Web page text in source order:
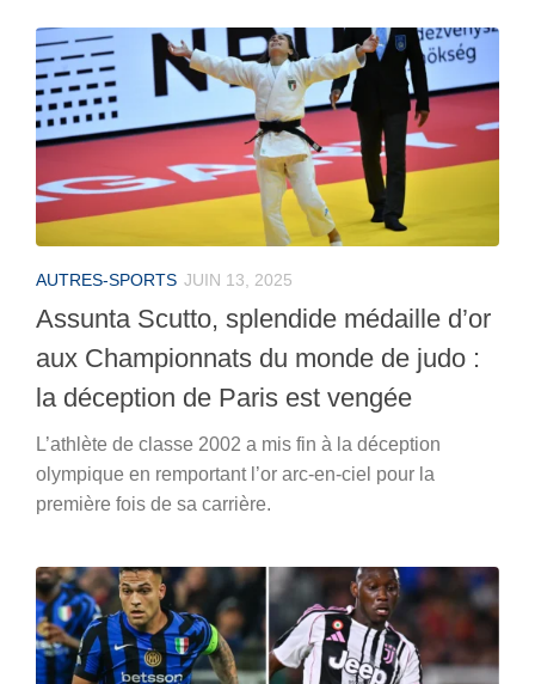
AUTRES-SPORTS JUIN 13, 2025
Assunta Scutto, splendide médaille d’or
aux Championnats du monde de judo :
la déception de Paris est vengée
L’athlète de classe 2002 a mis fin à la déception
olympique en remportant l’or arc-en-ciel pour la
première fois de sa carrière.